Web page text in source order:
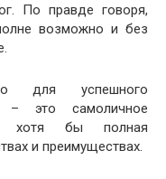
По правде говоря,
возможно и без
для успешного
– это самоличное
хотя бы полная
и преимуществах.